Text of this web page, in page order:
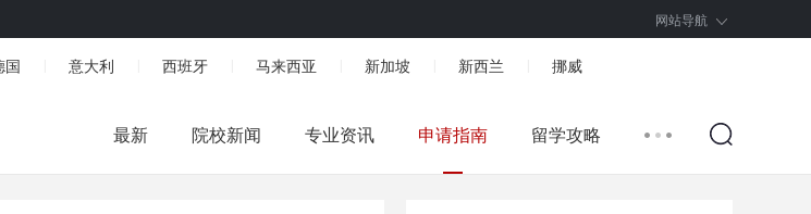
网站导航
国 意大利 西班牙 马来西亚 新加坡 新西兰 挪威
最新 院校新闻 专业资讯 申请指南 留学攻略